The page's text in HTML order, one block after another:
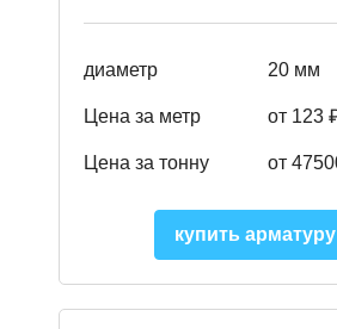
диаметр 20 мм
Цена за метр от 123
Цена за тонну от
купить